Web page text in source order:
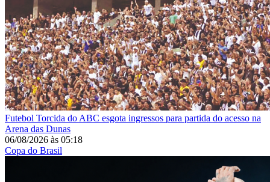
Futebol Torcida do ABC esgota ingressos para partida do acesso na
Arena das Dunas
06/08/2026 às 05:18
Copa do Brasil